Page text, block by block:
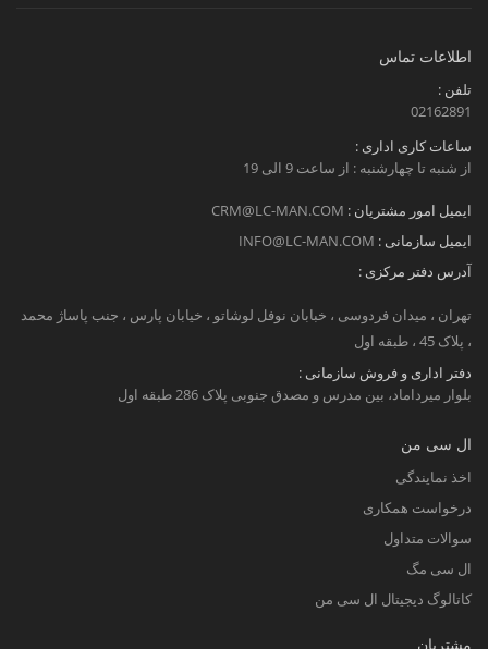
اطلاعات تماس
تلفن :
02162891
ساعات کاری اداری :
از شنبه تا چهارشنبه : از ساعت 9 الی 19
ایمیل امور مشتریان : CRM@LC-MAN.COM
ایمیل سازمانی : INFO@LC-MAN.COM
آدرس دفتر مرکزی :
تهران ، میدان فردوسی ، خبابان نوفل لوشاتو ، خیابان پارس ، جنب پاساژ محمد
، پلاک 45 ، طبقه اول
دفتر اداری و فروش سازمانی :
بلوار میرداماد، بین مدرس و مصدق جنوبی پلاک 286 طبقه اول
ال سی من
اخذ نمایندگی
درخواست همکاری
سوالات متداول
ال سی مگ
کاتالوگ دیجیتال ال سی من
مشتریان